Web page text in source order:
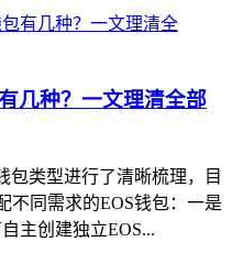
几种？一文理清全部
包类型进行了清晰梳理，目
不同需求的EOS钱包：一是
主创建独立EOS...